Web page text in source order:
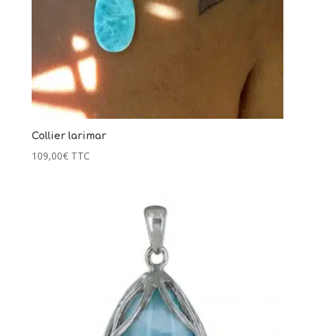
Collier larimar
109,00€ TTC